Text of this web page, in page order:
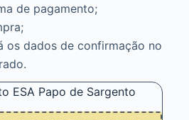
de pagamento;
os dados de confirmação no
ESA Papo de Sargento